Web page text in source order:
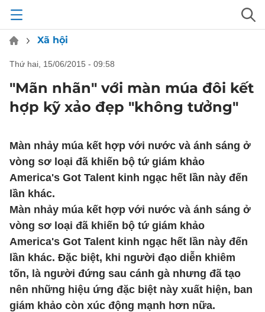
Xã hội
thứ hai, 15/06/2015 - 09:58
"Mãn nhãn" với màn múa đôi kết
hợp kỹ xảo đẹp "không tưởng"
Màn nhảy múa kết hợp với nước và ánh sáng ở
vòng sơ loại đã khiến bộ tứ giám khảo
America's Got Talent kinh ngạc hết lần này đến
lần khác.
Màn nhảy múa kết hợp với nước và ánh sáng ở
vòng sơ loại đã khiến bộ tứ giám khảo
America's Got Talent kinh ngạc hết lần này đến
lần khác. Đặc biệt, khi người đạo diễn khiêm
tốn, là người đứng sau cánh gà nhưng đã tạo
nên những hiệu ứng đặc biệt này xuất hiện, ban
giám khảo còn xúc động mạnh hơn nữa.